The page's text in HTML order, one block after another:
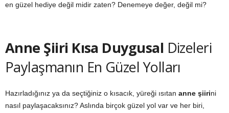
en güzel hediye değil midir zaten? Denemeye değer, değil mi?
Anne Şiiri Kısa Duygusal Dizeleri
Paylaşmanın En Güzel Yolları
Hazırladığınız ya da seçtiğiniz o kısacık, yüreği ısıtan anne şiirini
nasıl paylaşacaksınız? Aslında birçok güzel yol var ve her biri,